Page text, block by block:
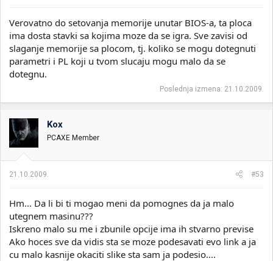
Verovatno do setovanja memorije unutar BIOS-a, ta ploca
ima dosta stavki sa kojima moze da se igra. Sve zavisi od
slaganje memorije sa plocom, tj. koliko se mogu dotegnuti
parametri i PL koji u tvom slucaju mogu malo da se
dotegnu.
Poslednja izmena: 21.10.2009.
Kox
PCAXE Member
21.10.2009. #53
Hm... Da li bi ti mogao meni da pomognes da ja malo
utegnem masinu???
Iskreno malo su me i zbunile opcije ima ih stvarno previse
Ako hoces sve da vidis sta se moze podesavati evo link a ja
cu malo kasnije okaciti slike sta sam ja podesio....